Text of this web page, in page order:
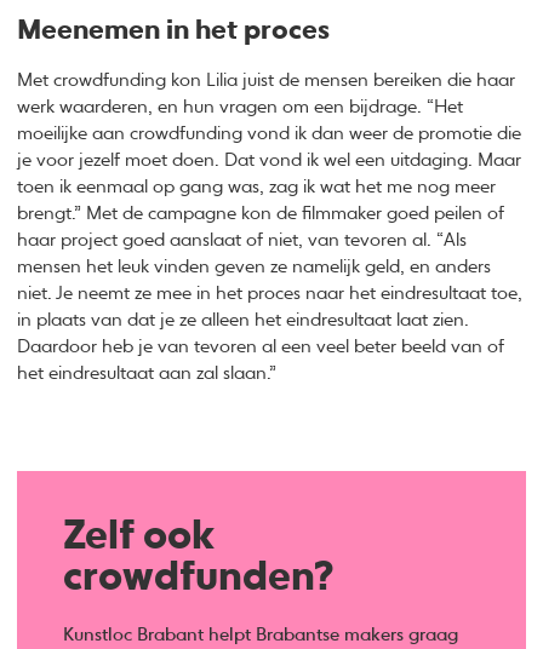
Meenemen in het proces
Met crowdfunding kon Lilia juist de mensen bereiken die haar
werk waarderen, en hun vragen om een bijdrage. “Het
moeilijke aan crowdfunding vond ik dan weer de promotie die
je voor jezelf moet doen. Dat vond ik wel een uitdaging. Maar
toen ik eenmaal op gang was, zag ik wat het me nog meer
brengt.” Met de campagne kon de filmmaker goed peilen of
haar project goed aanslaat of niet, van tevoren al. “Als
mensen het leuk vinden geven ze namelijk geld, en anders
niet. Je neemt ze mee in het proces naar het eindresultaat toe,
in plaats van dat je ze alleen het eindresultaat laat zien.
Daardoor heb je van tevoren al een veel beter beeld van of
het eindresultaat aan zal slaan.”
Zelf ook
crowdfunden?
Kunstloc Brabant helpt Brabantse makers graag